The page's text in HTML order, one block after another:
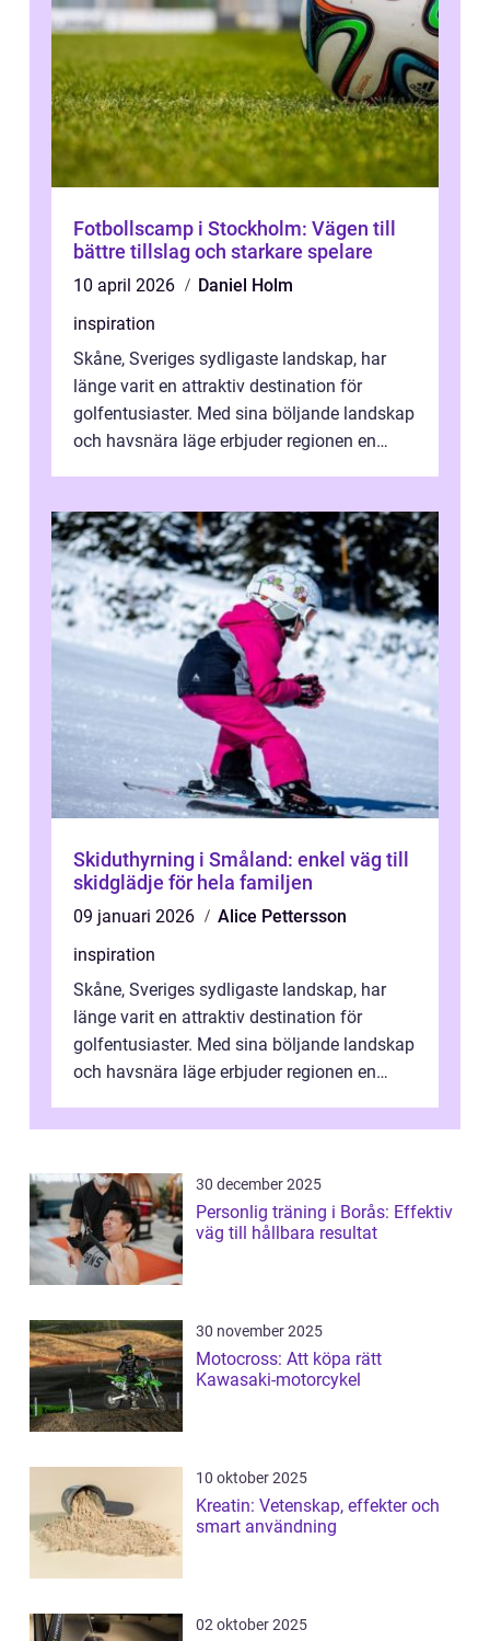
Fotbollscamp i Stockholm: Vägen till
bättre tillslag och starkare spelare
10 april 2026
Daniel Holm
inspiration
Skåne, Sveriges sydligaste landskap, har
länge varit en attraktiv destination för
golfentusiaster. Med sina böljande landskap
och havsnära läge erbjuder regionen en
Skiduthyrning i Småland: enkel väg till
skidglädje för hela familjen
09 januari 2026
Alice Pettersson
inspiration
Skåne, Sveriges sydligaste landskap, har
länge varit en attraktiv destination för
golfentusiaster. Med sina böljande landskap
och havsnära läge erbjuder regionen en
30 december 2025
Personlig träning i Borås: Effektiv
väg till hållbara resultat
30 november 2025
Motocross: Att köpa rätt
Kawasaki-motorcykel
10 oktober 2025
Kreatin: Vetenskap, effekter och
smart användning
02 oktober 2025